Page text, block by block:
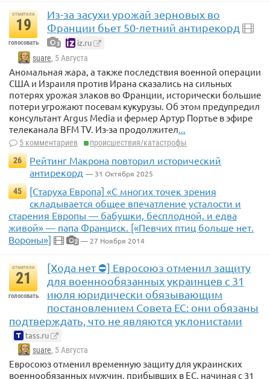
отметили
19
голосовать
Из-за засухи урожай зерновых во
Франции бьет 50-летний антирекорд
3 iz.ru
suare, 5 Августа
Аномальная жара, а также последствия военной операции
США и Израиля против Ирана сказались на сильных
потерях урожая злаков во Франции, исторически большие
потери угрожают посевам кукурузы. Об этом предупредил
консультант Argus Media и фермер Артур Портье в эфире
телеканала BFM TV. Из-за продолжител...
5 комментариев
происшествия/катастрофы
26
Рейтинг Макрона повторил исторический
антирекорд — 31 Октября 2025
45
[Старуха Европа] «С многих точек зрения
складывается общее впечатление усталости и
старения Европы — бабушки, бесплодной, и едва
живой» — папа Франциск. [«Певчих птиц больше нет.
Вороны»]
2 — 27 Ноября 2014
отметили
21
голосовать
[Хода нет ⛔] Евросоюз отменил защиту
для военнообязанных украинцев с 31
июля юридически обязывающим
постановлением Совета ЕС: они обязаны
подтверждать, что не являются уклонистами
tass.ru
suare, 5 Августа
Евросоюз отменил временную защиту для украинских
военнообязанных мужчин, прибывших в ЕС, начиная с 31